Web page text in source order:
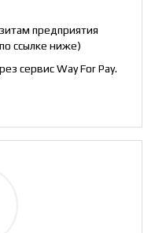
предприятия
ссылке ниже)
сервис Way For Pay.